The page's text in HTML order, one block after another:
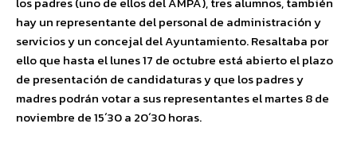
hay un representante del personal de administración y
servicios y un concejal del Ayuntamiento. Resaltaba por
ello que hasta el lunes 17 de octubre está abierto el plazo
de presentación de candidaturas y que los padres y
madres podrán votar a sus representantes el martes 8 de
noviembre de 15´30 a 20´30 horas.